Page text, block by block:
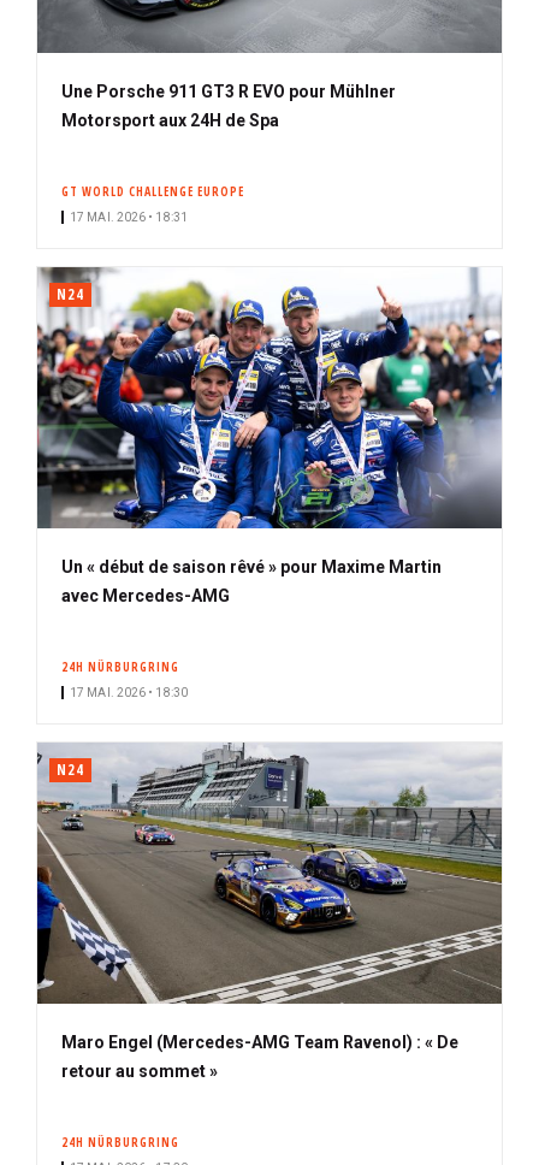
Une Porsche 911 GT3 R EVO pour Mühlner
Motorsport aux 24H de Spa
GT WORLD CHALLENGE EUROPE
17 MAI. 2026 • 18:31
N24
Un « début de saison rêvé » pour Maxime Martin
avec Mercedes-AMG
24H NÜRBURGRING
17 MAI. 2026 • 18:30
N24
Maro Engel (Mercedes-AMG Team Ravenol) : « De
retour au sommet »
24H NÜRBURGRING